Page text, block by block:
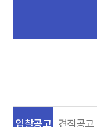
입찰공고